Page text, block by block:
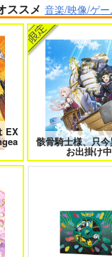
ススメ 音楽/映像/ゲ
EX
骸骨騎士様、只
お出掛け